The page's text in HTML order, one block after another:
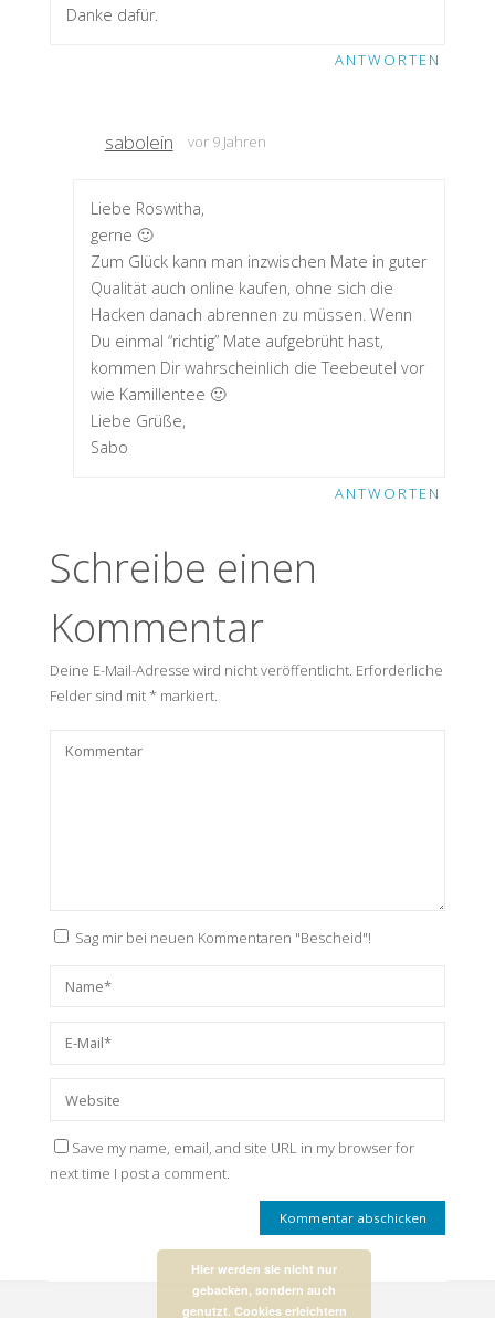
Danke dafür.
ANTWORTEN
sabolein vor 9 Jahren
Liebe Roswitha,
gerne 🙂
Zum Glück kann man inzwischen Mate in guter
Qualität auch online kaufen, ohne sich die
Hacken danach abrennen zu müssen. Wenn
Du einmal “richtig” Mate aufgebrüht hast,
kommen Dir wahrscheinlich die Teebeutel vor
wie Kamillentee 🙂
Liebe Grüße,
Sabo
ANTWORTEN
Schreibe einen
Kommentar
Deine E-Mail-Adresse wird nicht veröffentlicht. Erforderliche
Felder sind mit*markiert.
Sag mir bei neuen Kommentaren "Bescheid"!
Save my name, email, and site URL in my browser for
next time I post a comment.
Hier werden sie nicht nur
gebacken, sondern auch
genutzt. Cookies erleichtern